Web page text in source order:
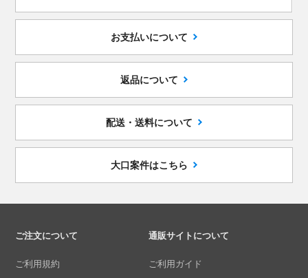
お支払いについて
返品について
配送・送料について
大口案件はこちら
ご注文について
ご利用規約
通販サイトについて
ご利用ガイド